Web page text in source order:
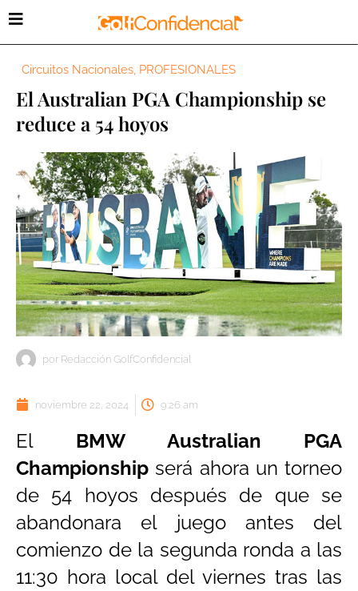
Circuitos Nacionales, PROFESIONALES
El Australian PGA Championship se
reduce a 54 hoyos
por Redacción GolfConfidencial
noviembre 22, 2024 9:26 am
El
BMW Australian PGA
Championship será ahora un torneo
de 54 hoyos después de que se
abandonara el juego antes del
comienzo de la segunda ronda a las
11:30 hora local del viernes tras las